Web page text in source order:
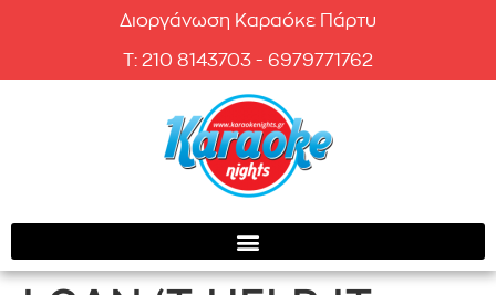
Διοργάνωση Καραόκε Πάρτυ
T: 210 8143703 - 6979771762